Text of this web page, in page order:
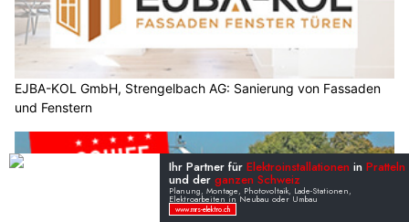
EJBA-KOL GmbH, Strengelbach AG: Sanierung von Fassaden
und Fenstern